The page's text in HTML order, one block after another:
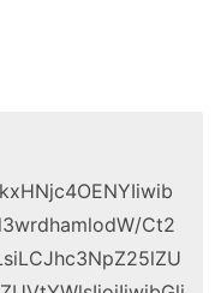
Ct2